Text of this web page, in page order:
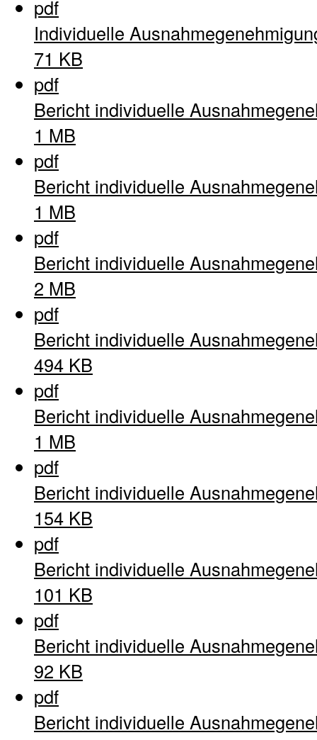
pdf
Individuelle
71 KB
pdf
Bericht individuelle
1 MB
pdf
Bericht individuelle
1 MB
pdf
Bericht individuelle
2 MB
pdf
Bericht individuelle
494 KB
pdf
Bericht individuelle
1 MB
pdf
Bericht individuelle
154 KB
pdf
Bericht individuelle
101 KB
pdf
Bericht individuelle
92 KB
pdf
Bericht individuelle